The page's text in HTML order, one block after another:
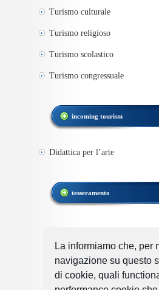
La informiamo che, per
navigazione su questo
di cookie, quali
Turismo culturale
Turismo religioso
Turismo scolastico
Turismo congressuale
incoming tourism
Didattica per l’arte
tesseramento
link